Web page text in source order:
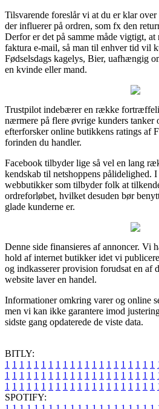
Tilsvarende foreslår vi at du er klar
der influerer på ordren, som fx den
Derfor er det på samme måde vigtigt, at
faktura e-mail, så man til enhver tid vil
Fødselsdags kagelys, Bier, uafhængig
en kvinde eller mand.
Trustpilot indebærer en række
nærmere på flere øvrige kunders tanker
efterforsker online butikkens ratings af
forinden du handler.
Facebook tilbyder lige så vel en lang
kendskab til netshoppens pålidelighed.
webbutikker som tilbyder folk at
ordreforløbet, hvilket desuden bør
glade kunderne er.
Denne side finansieres af annoncer. Vi
hold af internet butikker idet vi
og indkasserer provision forudsat en af
website laver en handel.
Informationer omkring varer og online
men vi kan ikke garantere imod
sidste gang opdaterede de viste data.
BITLY:
1 1 1 1 1 1 1 1 1 1 1 1 1 1 1 1 1 1 1 1 1
1 1 1 1 1 1 1 1 1 1 1 1 1 1 1 1 1 1 1 1 1
1 1 1 1 1 1 1 1 1 1 1 1 1 1 1 1 1 1 1 1 1
SPOTIFY: